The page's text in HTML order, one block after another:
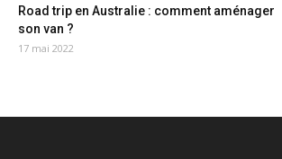
Road trip en Australie : comment aménager
son van ?
17 mai 2022